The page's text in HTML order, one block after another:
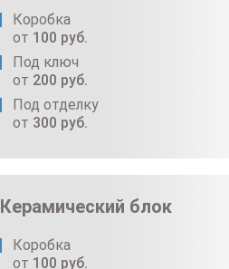
Коробка
от 100 руб.
Под ключ
от 200 руб.
Под отделку
от 300 руб.
Керамический блок
Коробка
от 100 руб.